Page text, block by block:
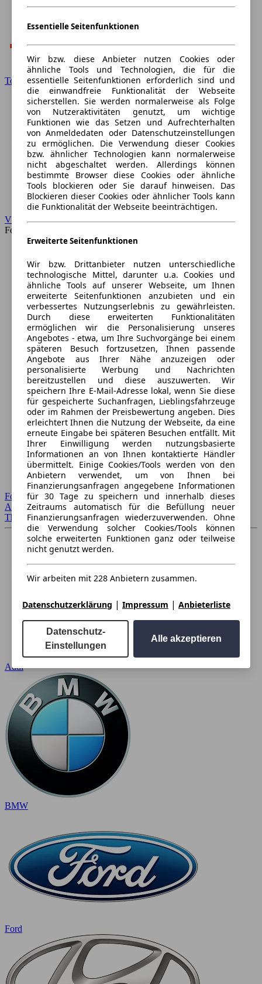
Toyota
VW
Forum
Forum Startseite
Alle Auto-Foren
Themen-Forum
Audi
BMW
Ford
Essentielle Seitenfunktionen
Wir bzw. diese Anbieter nutzen Cookies oder
ähnliche Tools und Technologien, die für die
essentielle Seitenfunktionen erforderlich sind und
die einwandfreie Funktionalität der Webseite
sicherstellen. Sie werden normalerweise als Folge
von Nutzeraktivitäten genutzt, um wichtige
Funktionen wie das Setzen und Aufrechterhalten
von Anmeldedaten oder Datenschutzeinstellungen
zu ermöglichen. Die Verwendung dieser Cookies
bzw. ähnlicher Technologien kann normalerweise
nicht abgeschaltet werden. Allerdings können
bestimmte Browser diese Cookies oder ähnliche
Tools blockieren oder Sie darauf hinweisen. Das
Blockieren dieser Cookies oder ähnlicher Tools kann
die Funktionalität der Webseite beeinträchtigen.
Erweiterte Seitenfunktionen
Wir bzw. Drittanbieter nutzen unterschiedliche
technologische Mittel, darunter u.a. Cookies und
ähnliche Tools auf unserer Webseite, um Ihnen
erweiterte Seitenfunktionen anzubieten und ein
verbessertes Nutzungserlebnis zu gewährleisten.
Durch diese erweiterten Funktionalitäten
ermöglichen wir die Personalisierung unseres
Angebotes - etwa, um Ihre Suchvorgänge bei einem
späteren Besuch fortzusetzen, Ihnen passende
Angebote aus Ihrer Nähe anzuzeigen oder
personalisierte Werbung und Nachrichten
bereitzustellen und diese auszuwerten. Wir
speichern Ihre E-Mail-Adresse lokal, wenn Sie diese
für gespeicherte Suchanfragen, Lieblingsfahrzeuge
oder im Rahmen der Preisbewertung angeben. Dies
erleichtert Ihnen die Nutzung der Webseite, da eine
erneute Eingabe bei späteren Besuchen entfällt. Mit
Ihrer Einwilligung werden nutzungsbasierte
Informationen an von Ihnen kontaktierte Händler
übermittelt. Einige Cookies/Tools werden von den
Anbietern verwendet, um von Ihnen bei
Finanzierungsanfragen angegebene Informationen
für 30 Tage zu speichern und innerhalb dieses
Zeitraums automatisch für die Befüllung neuer
Finanzierungsanfragen wiederzuverwenden. Ohne
die Verwendung solcher Cookies/Tools können
solche erweiterten Funktionen ganz oder teilweise
nicht genutzt werden.
Wir arbeiten mit 228 Anbietern zusammen.
Datenschutzerklärung | Impressum | Anbieterliste
Datenschutz-
Einstellungen
Alle akzeptieren